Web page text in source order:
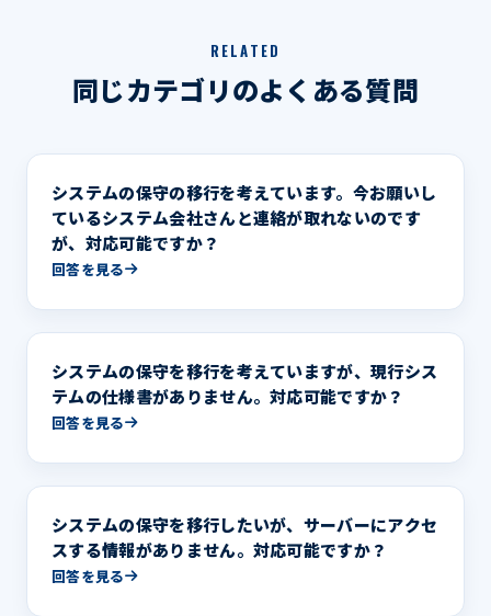
RELATED
同じカテゴリのよくある質問
システムの保守の移行を考えています。今お願いし
ているシステム会社さんと連絡が取れないのです
が、対応可能ですか？
回答を見る
システムの保守を移行を考えていますが、現行シス
テムの仕様書がありません。対応可能ですか？
回答を見る
システムの保守を移行したいが、サーバーにアクセ
スする情報がありません。対応可能ですか？
回答を見る